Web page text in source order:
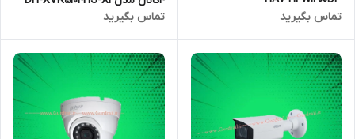
تماس بگیرید
تماس بگیرید